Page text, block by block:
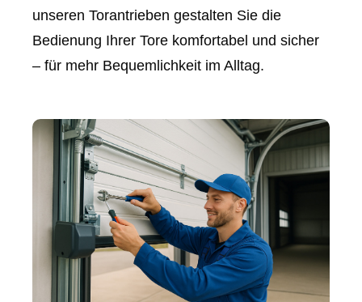
unseren Torantrieben gestalten Sie die
Bedienung Ihrer Tore komfortabel und sicher
– für mehr Bequemlichkeit im Alltag.